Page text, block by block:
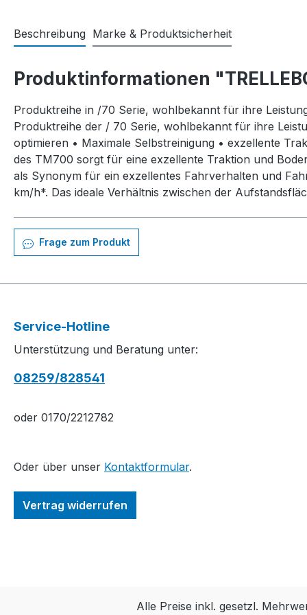
Beschreibung Marke & Produktsicherheit
Produktinformationen
Produktreihe in /70 Serie, wohlbekannt für ihre
Produktreihe der / 70 Serie, wohlbekannt für ihre
optimieren • Maximale Selbstreinigung • exzellente
des TM700 sorgt für eine exzellente Traktion und
als Synonym für ein exzellentes Fahrverhalten und
km/h*. Das ideale Verhältnis zwischen der
Frage zum Produkt
Service-Hotline
Unterstützung und Beratung unter:
08259/828541
oder 0170/2212782
Oder über unser Kontaktformular.
Vertrag widerrufen
Alle Preise inkl. gesetzl.